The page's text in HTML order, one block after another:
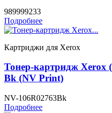
989999233
Подробнее
Картриджи для Xerox
Тонер-картридж Xerox
Bk (NV Print)
NV-106R02763Bk
Подробнее